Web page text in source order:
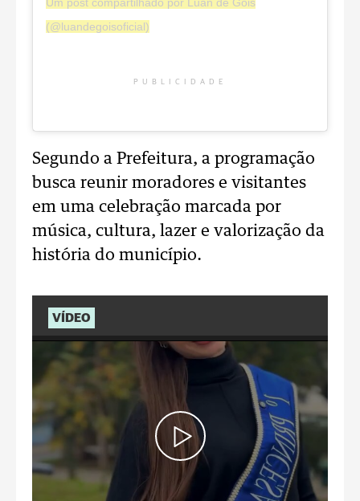
(@luandegoisoficial)
PUBLICIDADE
Segundo a Prefeitura, a programação
busca reunir moradores e visitantes
em uma celebração marcada por
música, cultura, lazer e valorização da
história do município.
VÍDEO